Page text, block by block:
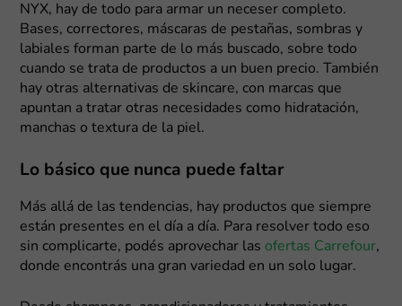
NYX, hay de todo para armar un neceser completo.
Bases, correctores, máscaras de pestañas, sombras y
labiales forman parte de lo más buscado, sobre todo
cuando se trata de productos a un buen precio. También
hay otras alternativas de skincare, con marcas que
apuntan a tratar otras necesidades como hidratación,
manchas o textura de la piel.
Lo básico que nunca puede faltar
Más allá de las tendencias, hay productos que siempre
están presentes en el día a día. Para resolver todo eso
sin complicarte, podés aprovechar las ofertas Carrefour,
donde encontrás una gran variedad en un solo lugar.